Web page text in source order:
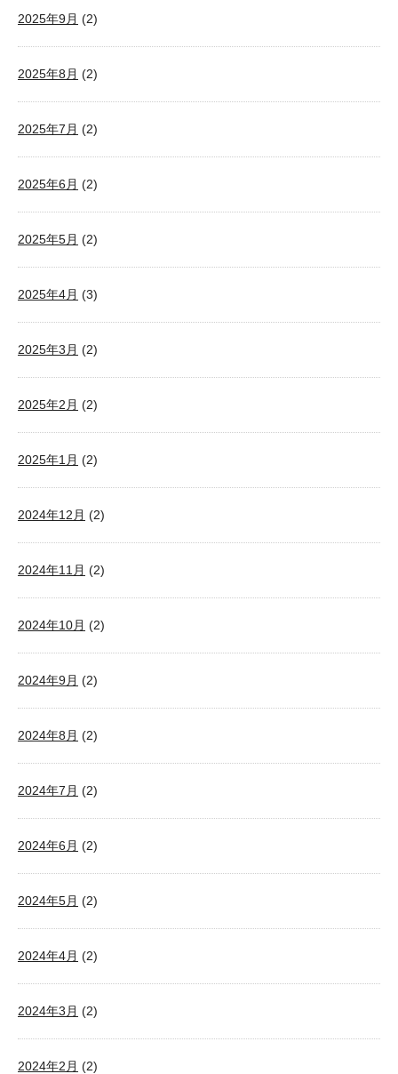
2025年9月 (2)
2025年8月 (2)
2025年7月 (2)
2025年6月 (2)
2025年5月 (2)
2025年4月 (3)
2025年3月 (2)
2025年2月 (2)
2025年1月 (2)
2024年12月 (2)
2024年11月 (2)
2024年10月 (2)
2024年9月 (2)
2024年8月 (2)
2024年7月 (2)
2024年6月 (2)
2024年5月 (2)
2024年4月 (2)
2024年3月 (2)
2024年2月 (2)